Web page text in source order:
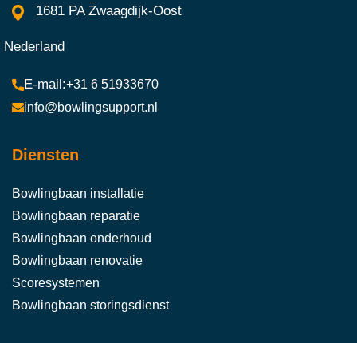
1681 PA Zwaagdijk-Oost
Nederland
+31 6 51933670
info@bowlingsupport.nl
Diensten
Bowlingbaan installatie
Bowlingbaan reparatie
Bowlingbaan onderhoud
Bowlingbaan renovatie
Scoresystemen
Bowlingbaan storingsdienst